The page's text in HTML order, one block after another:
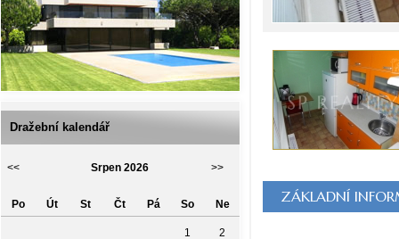
Dražební kalendář
<< Srpen 2026 >>
Po Út St Čt Pá So Ne
1 2
ZÁKLADNÍ